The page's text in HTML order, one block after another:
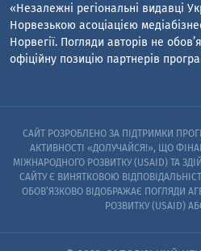
«Незалежні регіональні видавці
Норвезькою асоціацією
Норвегії. Погляди авторів не
офіційну позицію партнерів
САЙТ РОЗРОБЛЕНО ЗА ПІДТРИМКИ
АКТИВНОСТІ «ДОЛУЧАЙСЯ!», ЩО
МІЖНАРОДНОГО РОЗВИТКУ (USAID) ТА
САЙТУ Є ВИНЯТКОВОЮ
ОБОВ’ЯЗКОВО ВІДОБРАЖАЄ ПОГЛЯДИ
РОЗВИТКУ (USAID)